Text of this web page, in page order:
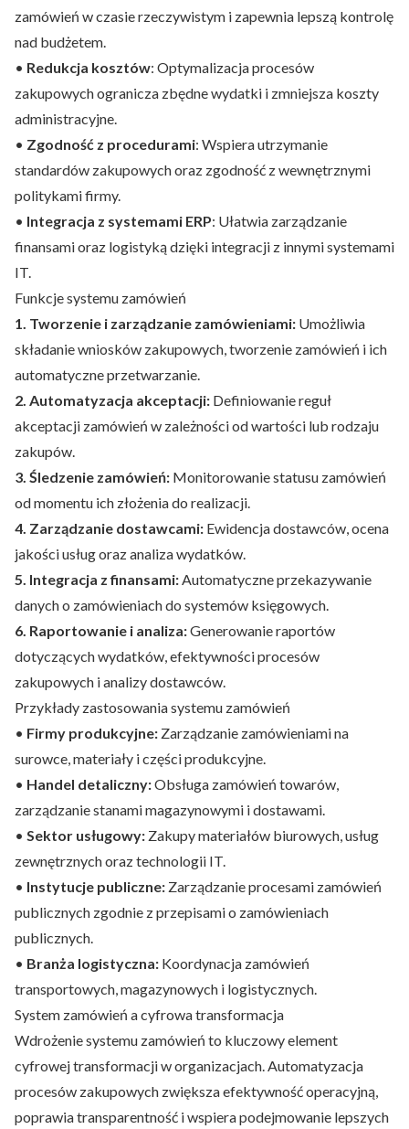
zamówień w czasie rzeczywistym i zapewnia lepszą kontrolę
nad budżetem.
• Redukcja kosztów: Optymalizacja procesów
zakupowych ogranicza zbędne wydatki i zmniejsza koszty
administracyjne.
• Zgodność z procedurami: Wspiera utrzymanie
standardów zakupowych oraz zgodność z wewnętrznymi
politykami firmy.
• Integracja z systemami ERP: Ułatwia zarządzanie
finansami oraz logistyką dzięki integracji z innymi systemami
IT.
Funkcje systemu zamówień
1. Tworzenie i zarządzanie zamówieniami: Umożliwia
składanie wniosków zakupowych, tworzenie zamówień i ich
automatyczne przetwarzanie.
2. Automatyzacja akceptacji: Definiowanie reguł
akceptacji zamówień w zależności od wartości lub rodzaju
zakupów.
3. Śledzenie zamówień: Monitorowanie statusu zamówień
od momentu ich złożenia do realizacji.
4. Zarządzanie dostawcami: Ewidencja dostawców, ocena
jakości usług oraz analiza wydatków.
5. Integracja z finansami:Automatyczne przekazywanie
danych o zamówieniach do systemów księgowych.
6. Raportowanie i analiza:Generowanie raportów
dotyczących wydatków, efektywności procesów
zakupowych i analizy dostawców.
Przykłady zastosowania systemu zamówień
• Firmy produkcyjne: Zarządzanie zamówieniami na
surowce, materiały i części produkcyjne.
• Handel detaliczny:Obsługa zamówień towarów,
zarządzanie stanami magazynowymi i dostawami.
• Sektor usługowy: Zakupy materiałów biurowych, usług
zewnętrznych oraz technologii IT.
• Instytucje publiczne: Zarządzanie procesami zamówień
publicznych zgodnie z przepisami o zamówieniach
publicznych.
• Branża logistyczna: Koordynacja zamówień
transportowych, magazynowych i logistycznych.
System zamówień a cyfrowa transformacja
Wdrożenie systemu zamówień to kluczowy element
cyfrowej transformacji w organizacjach. Automatyzacja
procesów zakupowych zwiększa efektywność operacyjną,
poprawia transparentność i wspiera podejmowanie lepszych